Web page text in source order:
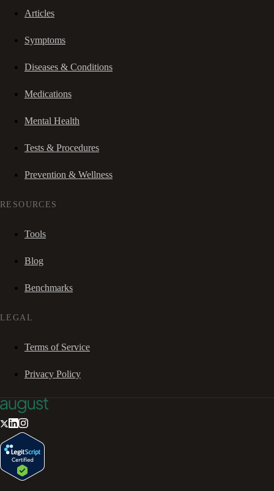
Articles
Symptoms
Diseases & Conditions
Medications
Mental Health
Tests & Procedures
Prevention & Wellness
RESOURCES
Tools
Blog
Benchmarks
LEGAL
Terms of Service
Privacy Policy